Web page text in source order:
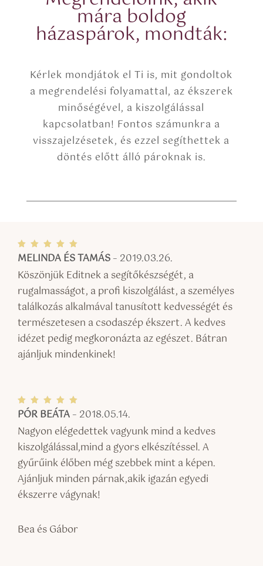
mára boldog
házaspárok, mondták:
Kérlek mondjátok el Ti is, mit gondoltok
a megrendelési folyamattal, az ékszerek
minőségével, a kiszolgálással
kapcsolatban! Fontos számunkra a
visszajelzésetek, és ezzel segíthettek a
döntés előtt álló pároknak is.
Értékel
és:5
/ 5
MELINDA ÉS TAMÁS– 2019.03.26.
Köszönjük Editnek a segítőkészségét, a
rugalmasságot, a profi kiszolgálást, a személyes
találkozás alkalmával tanusított kedvességét és
természetesen a csodaszép ékszert. A kedves
idézet pedig megkoronázta az egészet. Bátran
ajánljuk mindenkinek!
Értékel
és: 5
/ 5
PÓR BEÁTA– 2018.05.14.
Nagyon elégedettek vagyunk mind a kedves
kiszolgálással,mind a gyors elkészítéssel. A
gyűrűink élőben még szebbek mint a képen.
Ajánljuk minden párnak,akik igazán egyedi
ékszerre vágynak!
Bea és Gábor